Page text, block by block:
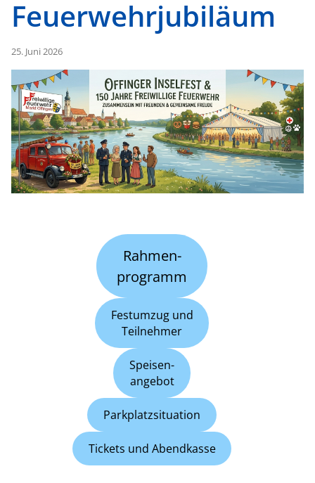
Feuerwehrjubiläum
25. Juni 2026
Rahmen-
programm
Festumzug und
Teilnehmer
Speisen-
angebot
Parkplatzsituation
Tickets und Abendkasse